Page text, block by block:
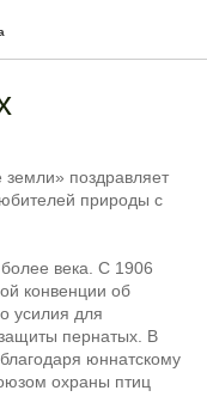
поздравляет
природы с
века. С 1906
конвенции об
усилия для
пернатых. В
юннатскому
охраны птиц